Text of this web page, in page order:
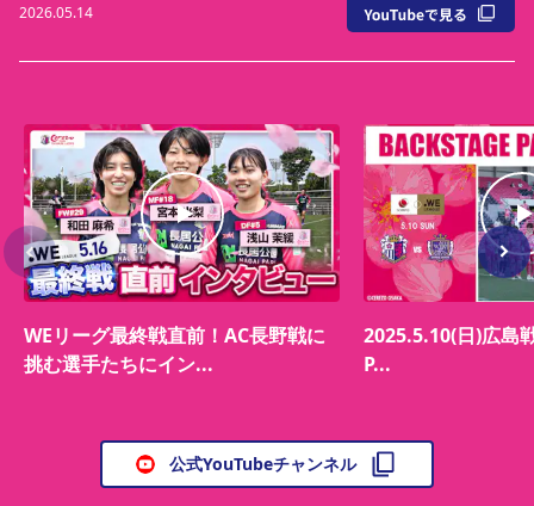
2026.05.14
WEリーグ最終戦直前！AC長野戦に
挑む選手たちにイン...
2025.5.10(日)広島
P...
公式YouTubeチャンネル